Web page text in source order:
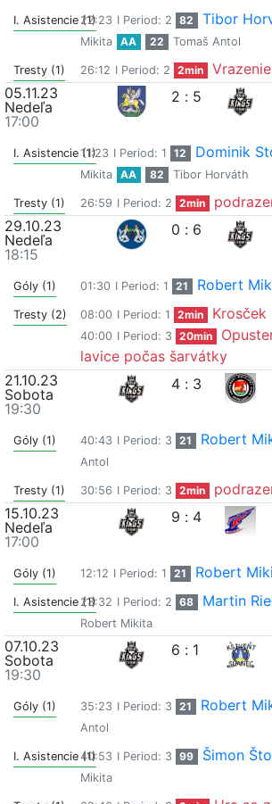
I. Asistencie (1)22:23 I Period: 2 82 Tibor
Mikita
AA 22 Tomaš Antol
Tresty (1) 26:12 I Period: 2 2min
05.11.23
Nedeľa
17:00
2 : 5
I. Asistencie (1)
11:23 I Period: 1 12 Dominik
Mikita
AA 82 Tibor Horváth
Tresty (1) 26:59 I Period: 2 2min
29.10.23
Nedeľa
18:15
0 : 6
Góly (1) 01:30 I Period: 1 21 Robert
Tresty (2) 08:00 I Period: 1 2min Krosček
40:00 I Period: 3 20min
lavice počas šarvátky
21.10.23
Sobota
19:30
4 : 3
Góly (1) 40:43 I Period: 3 21 Robert
Antol
Tresty (1) 30:56 I Period: 3 2min
15.10.23
Nedeľa
17:00
9 : 4
Góly (1) 12:12 I Period: 1 21 Robert
I. Asistencie (1)23:32 I Period: 2 68 Martin
Robert Mikita
07.10.23
Sobota
19:30
6 : 1
Góly (1) 35:23 I Period: 3 21 Robert
Antol
I. Asistencie (1)40:53 I Period: 3 99 Šimon
Mikita